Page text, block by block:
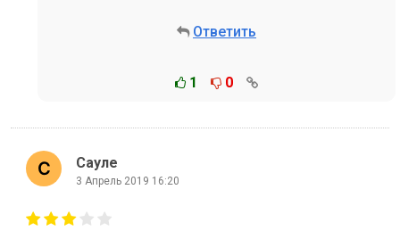
Ответить
1 0
Сауле
3 Апрель 2019 16:20